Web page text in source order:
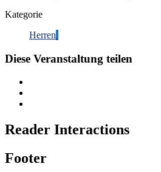
Kategorie
Herren
Diese Veranstaltung teilen
Reader Interactions
Footer